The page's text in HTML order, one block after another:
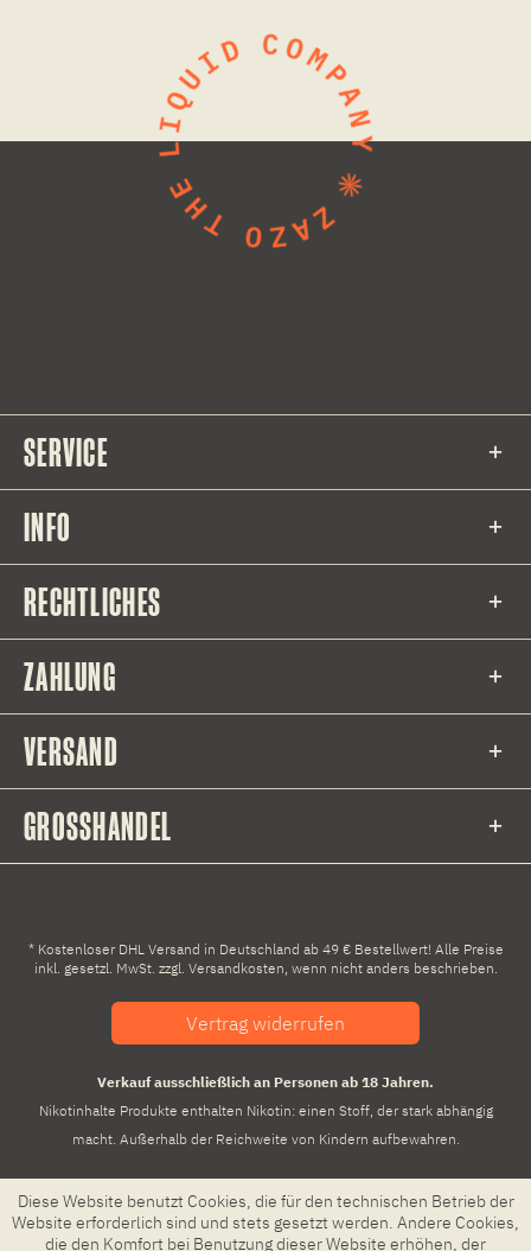
SERVICE
INFO
RECHTLICHES
ZAHLUNG
VERSAND
GROSSHANDEL
* Kostenloser DHL Versand in Deutschland ab 49 € Bestellwert! Alle Preise
inkl. gesetzl. MwSt. zzgl. Versandkosten , wenn nicht anders beschrieben.
Vertrag widerrufen
Verkauf ausschließlich an Personen ab 18 Jahren.
Nikotinhalte Produkte enthalten Nikotin: einen Stoff, der stark abhängig
macht. Außerhalb der Reichweite von Kindern aufbewahren.
Diese Website benutzt Cookies, die für den technischen Betrieb der
Website erforderlich sind und stets gesetzt werden. Andere Cookies,
die den Komfort bei Benutzung dieser Website erhöhen, der